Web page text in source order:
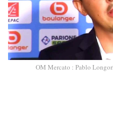
OM Mercato : Pablo